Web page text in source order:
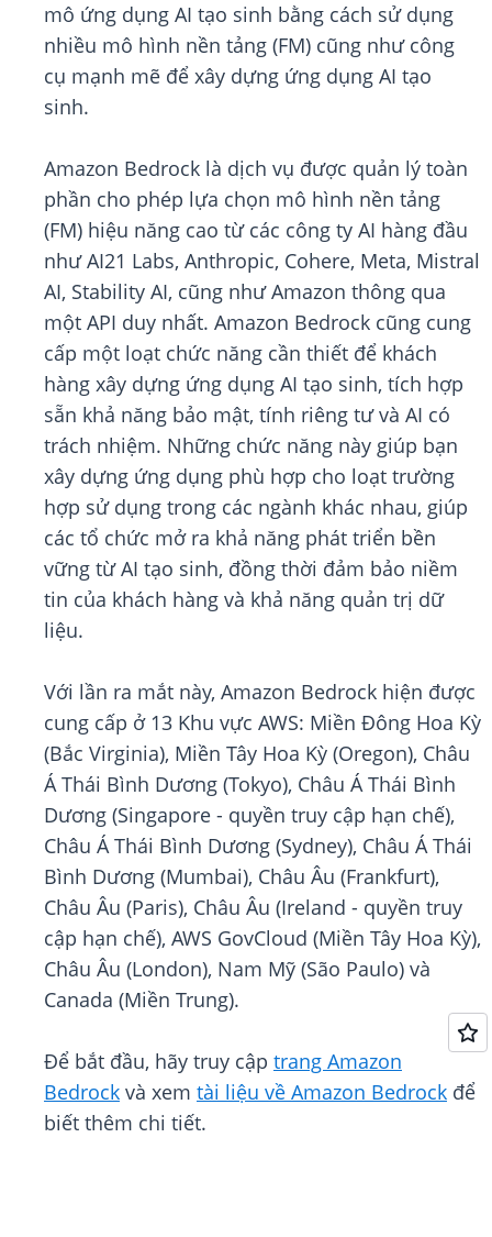
mô ứng dụng AI tạo sinh bằng cách sử dụng
nhiều mô hình nền tảng (FM) cũng như công
cụ mạnh mẽ để xây dựng ứng dụng AI tạo
sinh.
Amazon Bedrock là dịch vụ được quản lý toàn
phần cho phép lựa chọn mô hình nền tảng
(FM) hiệu năng cao từ các công ty AI hàng đầu
như AI21 Labs, Anthropic, Cohere, Meta, Mistral
AI, Stability AI, cũng như Amazon thông qua
một API duy nhất. Amazon Bedrock cũng cung
cấp một loạt chức năng cần thiết để khách
hàng xây dựng ứng dụng AI tạo sinh, tích hợp
sẵn khả năng bảo mật, tính riêng tư và AI có
trách nhiệm. Những chức năng này giúp bạn
xây dựng ứng dụng phù hợp cho loạt trường
hợp sử dụng trong các ngành khác nhau, giúp
các tổ chức mở ra khả năng phát triển bền
vững từ AI tạo sinh, đồng thời đảm bảo niềm
tin của khách hàng và khả năng quản trị dữ
liệu.
Với lần ra mắt này, Amazon Bedrock hiện được
cung cấp ở 13 Khu vực AWS: Miền Đông Hoa Kỳ
(Bắc Virginia), Miền Tây Hoa Kỳ (Oregon), Châu
Á Thái Bình Dương (Tokyo), Châu Á Thái Bình
Dương (Singapore - quyền truy cập hạn chế),
Châu Á Thái Bình Dương (Sydney), Châu Á Thái
Bình Dương (Mumbai), Châu Âu (Frankfurt),
Châu Âu (Paris), Châu Âu (Ireland - quyền truy
cập hạn chế), AWS GovCloud (Miền Tây Hoa Kỳ),
Châu Âu (London), Nam Mỹ (São Paulo) và
Canada (Miền Trung).
Để bắt đầu, hãy truy cập trang Amazon
Bedrock và xem tài liệu về Amazon Bedrock để
biết thêm chi tiết.